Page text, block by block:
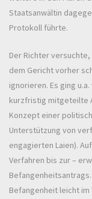
Staatsanwältin
Protokoll führte.
Der Richter
dem Gericht vorher
ignorieren. Es ging
kurzfristig mitgeteilte
Konzept einer
Unterstützung von
engagierten Laien).
Verfahren bis zur –
Befangenheit leicht